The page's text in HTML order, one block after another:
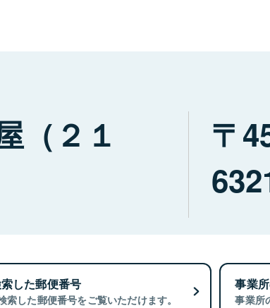
（２１
した郵便番号
索した郵便番号をご覧いただけます。
事業
事業所